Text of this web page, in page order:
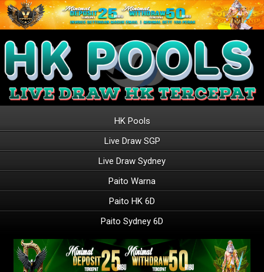
HK Pools
Live Draw SGP
Live Draw Sydney
Paito Warna
Paito HK 6D
Paito Sydney 6D